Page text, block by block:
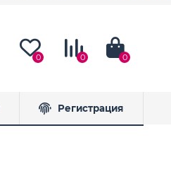
0 0 0
Регистрация